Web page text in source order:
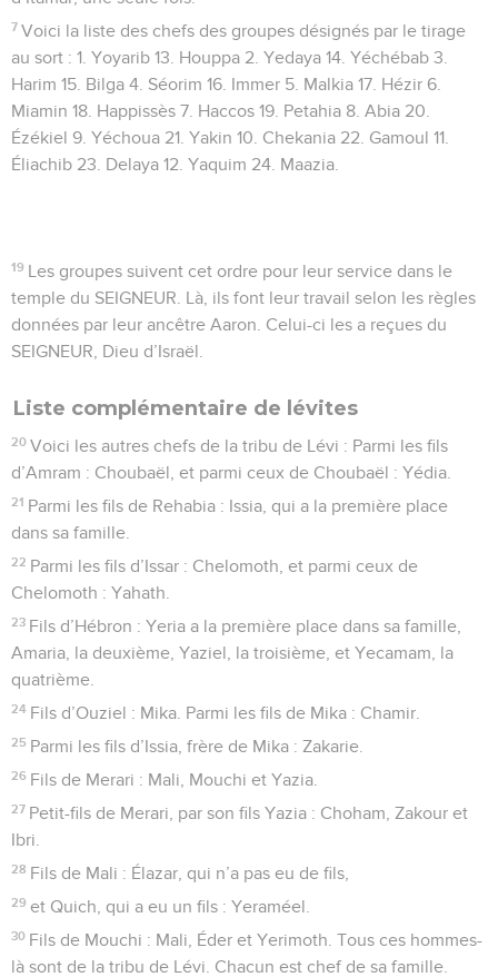
7 Voici la liste des chefs des groupes désignés par le tirage
au sort : 1. Yoyarib 13. Houppa 2. Yedaya 14. Yéchébab 3.
Harim 15. Bilga 4. Séorim 16. Immer 5. Malkia 17. Hézir 6.
Miamin 18. Happissès 7. Haccos 19. Petahia 8. Abia 20.
Ézékiel 9. Yéchoua 21. Yakin 10. Chekania 22. Gamoul 11.
Éliachib 23. Delaya 12. Yaquim 24. Maazia.
19 Les groupes suivent cet ordre pour leur service dans le
temple du SEIGNEUR. Là, ils font leur travail selon les règles
données par leur ancêtre Aaron. Celui-ci les a reçues du
SEIGNEUR, Dieu d’Israël.
Liste complémentaire de lévites
20 Voici les autres chefs de la tribu de Lévi : Parmi les fils
d’Amram : Choubaël, et parmi ceux de Choubaël : Yédia.
21 Parmi les fils de Rehabia : Issia, qui a la première place
dans sa famille.
22 Parmi les fils d’Issar : Chelomoth, et parmi ceux de
Chelomoth : Yahath.
23 Fils d’Hébron : Yeria a la première place dans sa famille,
Amaria, la deuxième, Yaziel, la troisième, et Yecamam, la
quatrième.
24 Fils d’Ouziel : Mika. Parmi les fils de Mika : Chamir.
25 Parmi les fils d’Issia, frère de Mika : Zakarie.
26 Fils de Merari : Mali, Mouchi et Yazia.
27 Petit-fils de Merari, par son fils Yazia : Choham, Zakour et
Ibri.
28 Fils de Mali : Élazar, qui n’a pas eu de fils,
29 et Quich, qui a eu un fils : Yeraméel.
30 Fils de Mouchi : Mali, Éder et Yerimoth. Tous ces hommes-
là sont de la tribu de Lévi. Chacun est chef de sa famille.